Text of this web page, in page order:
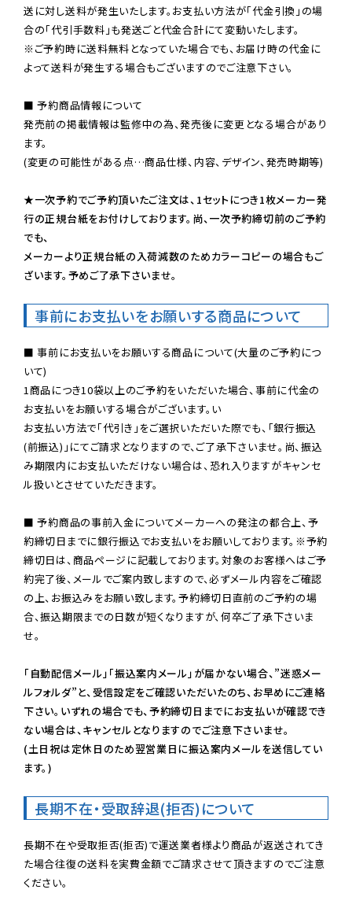
送に対し送料が発生いたします。お支払い方法が「代金引換」の場
※ご予約時に送料無料となっていた場合でも、お届け時の代金に
よって送料が発生する場合もございますのでご注意下さい。
■ 予約商品情報について
発売前の掲載情報は監修中の為、発売後に変更となる場合があり
ます。
(変更の可能性がある点…商品仕様、内容、デザイン、発売時期等)
★一次予約でご予約頂いたご注文は、1セットにつき1枚メーカー発
行の正規台紙をお付けしております。尚、一次予約締切前のご予約
でも、
メーカーより正規台紙の入荷減数のためカラーコピーの場合もご
ざいます。予めご了承下さいませ。
事前にお支払いをお願いする商品について
■ 事前にお支払いをお願いする商品について(大量のご予約につ
いて)
1商品につき10袋以上のご予約をいただいた場合、事前に代金の
お支払いをお願いする場合がございます。い
お支払い方法で「代引き」をご選択いただいた際でも、「銀行振込
(前振込)」にてご請求となりますので、ご了承下さいませ。尚、振込
み期限内にお支払いただけない場合は、恐れ入りますがキャンセ
ル扱いとさせていただきます。
■ 予約商品の事前入金についてメーカーへの発注の都合上、予
約締切日までに銀行振込でお支払いをお願いしております。※予約
締切日は、商品ページに記載しております。対象のお客様へはご予
約完了後、メールでご案内致しますので、必ずメール内容をご確認
の上、お振込みをお願い致します。予約締切日直前のご予約の場
合、振込期限までの日数が短くなりますが、何卒ご了承下さいま
せ。
「自動配信メール」「振込案内メール」が届かない場合、”迷惑メー
ルフォルダ”と、受信設定をご確認いただいたのち、お早めにご連絡
下さい。いずれの場合でも、予約締切日までにお支払いが確認でき
ない場合は、キャンセルとなりますのでご注意下さいませ。
(土日祝は定休日のため翌営業日に振込案内メールを送信してい
ます。)
長期不在・受取辞退(拒否)について
長期不在や受取拒否(拒否)で運送業者様より商品が返送されてき
た場合往復の送料を実費金額でご請求させて頂きますのでご注意
ください。